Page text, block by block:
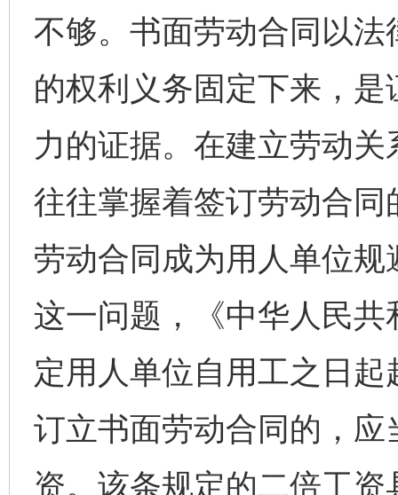
不够。书面劳动合同以
的权利义务固定下来，
力的证据。在建立劳动
往往掌握着签订劳动合
劳动合同成为用人单位
这一问题，《中华人民
定用人单位自用工之日
订立书面劳动合同的，
资。该条规定的二倍工